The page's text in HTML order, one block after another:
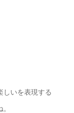
しいを表現する